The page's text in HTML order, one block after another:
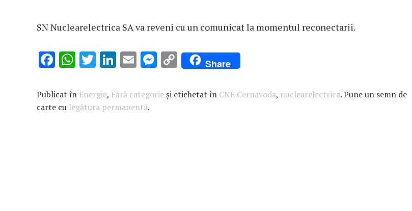
SN Nuclearelectrica SA va reveni cu un comunicat la momentul reconectarii.
F
e
b
W
at
s
T
it
te
Li
k
e
E
ai
l
M
se
C
o
p
Share
Publicat în Energie, Fără categorieși etichetat în CNE Cernavoda, nuclearelectrica. Pune un semn de
carte cu legătura permanentă.